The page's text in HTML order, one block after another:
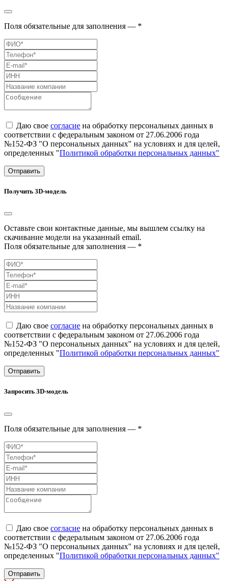
Поля обязательные для заполнения — *
Даю свое согласие на обработку персональных данных в
соответствии с федеральным законом от 27.06.2006 года
№152-ФЗ "О персональных данных" на условиях и для целей,
определенных "Политикой обработки персональных данных"
Отправить
Получить 3D-модель
Оставьте свои контактные данные, мы вышлем ссылку на
скачивание модели на указанный email.
Поля обязательные для заполнения — *
Даю свое согласие на обработку персональных данных в
соответствии с федеральным законом от 27.06.2006 года
№152-ФЗ "О персональных данных" на условиях и для целей,
определенных "Политикой обработки персональных данных"
Отправить
Запросить 3D-модель
Поля обязательные для заполнения — *
Даю свое согласие на обработку персональных данных в
соответствии с федеральным законом от 27.06.2006 года
№152-ФЗ "О персональных данных" на условиях и для целей,
определенных "Политикой обработки персональных данных"
Отправить